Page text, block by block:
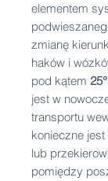
elementem
zmianę
haków i
pod kątem
jest w
transportu
konieczne jest
lub
pomiędzy